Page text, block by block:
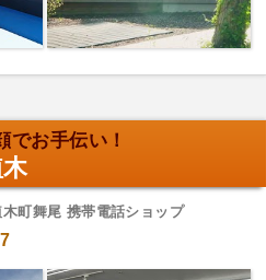
でお手伝い！
町舞尾 携帯電話ショップ